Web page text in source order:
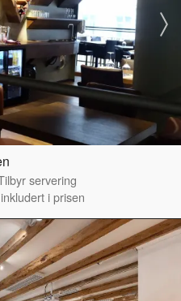
servering
i prisen